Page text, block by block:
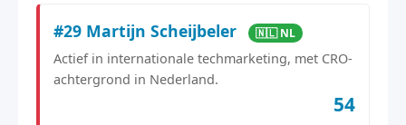
#29 Martijn Scheijbeler 🇳🇱 NL
Actief in internationale techmarketing, met CRO-
achtergrond in Nederland.
54